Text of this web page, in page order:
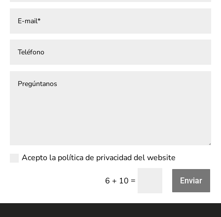
Acepto la política de privacidad del website
6 + 10 = Enviar